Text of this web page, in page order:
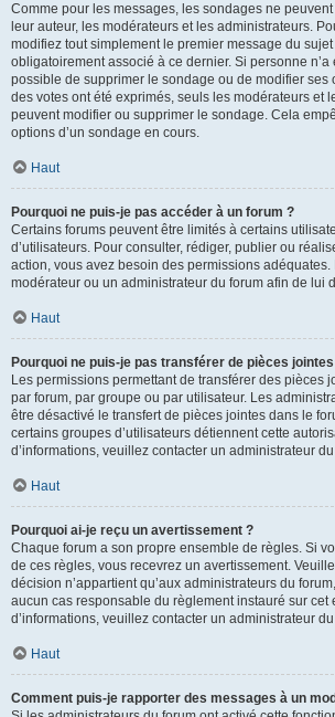
Comme pour les messages, les sondages ne
leur auteur, les modérateurs et les administrateurs.
modifiez tout simplement le premier message du
obligatoirement associé à ce dernier. Si personne n’a
possible de supprimer le sondage ou de modifier ses
des votes ont été exprimés, seuls les modérateurs et
peuvent modifier ou supprimer le sondage. Cela
options d’un sondage en cours.
Haut
Pourquoi ne puis-je pas accéder à un forum ?
Certains forums peuvent être limités à certains
d’utilisateurs. Pour consulter, rédiger, publier ou
action, vous avez besoin des permissions adéquates.
modérateur ou un administrateur du forum afin de lui
Haut
Pourquoi ne puis-je pas transférer de pièces
Les permissions permettant de transférer des pièces
par forum, par groupe ou par utilisateur. Les
être désactivé le transfert de pièces jointes dans le
certains groupes d’utilisateurs détiennent cette
d’informations, veuillez contacter un administrateur
Haut
Pourquoi ai-je reçu un avertissement ?
Chaque forum a son propre ensemble de règles. Si
de ces règles, vous recevrez un avertissement.
décision n’appartient qu’aux administrateurs du
aucun cas responsable du règlement instauré sur cet
d’informations, veuillez contacter un administrateur
Haut
Comment puis-je rapporter des messages à un